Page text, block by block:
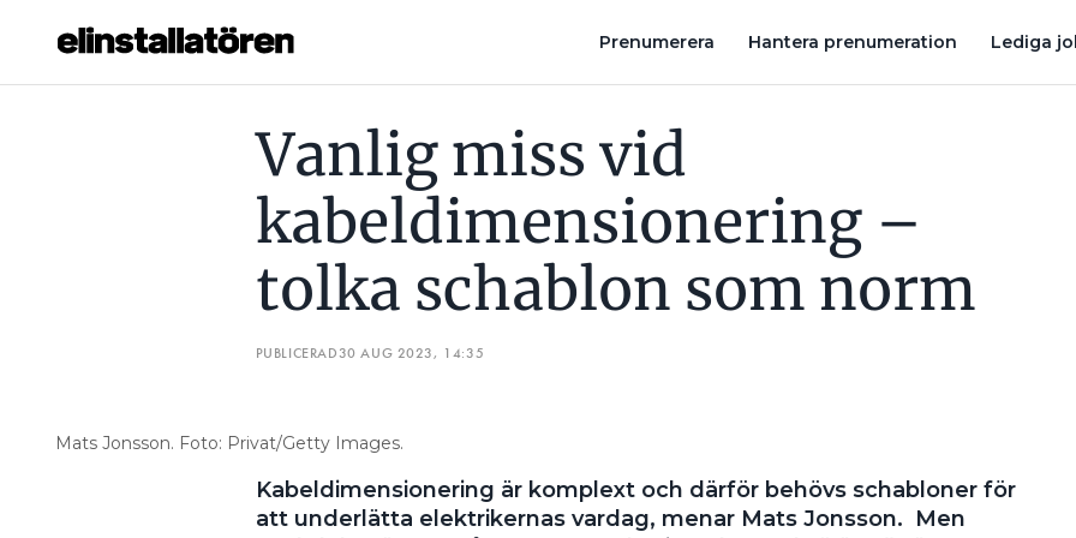
Prenumerera Hantera prenumeration Lediga
Hantera prenumeration
Vanlig miss vid
kabeldimensionering –
tolka schablon som norm
PUBLICERAD30 AUG 2023, 14:35
Mats Jonsson. Foto: Privat/Getty Images.
Kabeldimensionering är komplext och därför behövs schabloner för
att underlätta elektrikernas vardag, menar Mats Jonsson. Men
VANLIG MISS VID KABELDIMENSIONERING – TOLKA SCHABLON SOM NORM BARNPUDER OCH 7 ANDRA TIPS FÖR ATT FÅ